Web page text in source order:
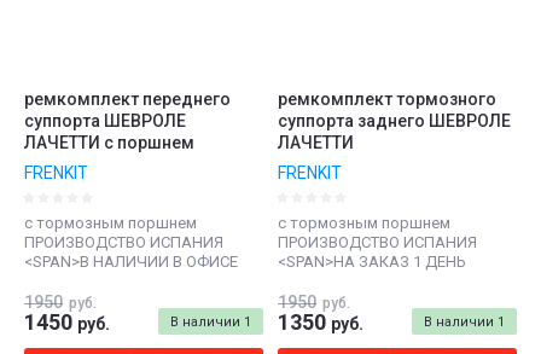
ремкомплект переднего
суппорта ШЕВРОЛЕ
ЛАЧЕТТИ с поршнем
FRENKIT
с тормозным поршнем
ПРОИЗВОДСТВО ИСПАНИЯ
<SPAN>В НАЛИЧИИ В ОФИСЕ
В наличии 1
1950 руб.
1450 руб.
ремкомплект тормозного
суппорта заднего ШЕВРОЛЕ
ЛАЧЕТТИ
FRENKIT
с тормозным поршнем
ПРОИЗВОДСТВО ИСПАНИЯ
<SPAN>НА ЗАКАЗ 1 ДЕНЬ
В наличии 1
1950 руб.
1350 руб.